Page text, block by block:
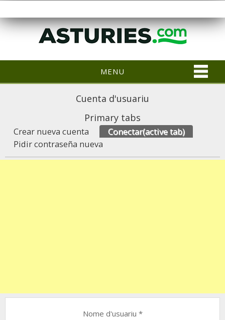
MENU
Cuenta d'usuariu
Primary tabs
Crear nueva cuenta Conectar(active tab)
Pidir contraseña nueva
Nome d'usuariu *